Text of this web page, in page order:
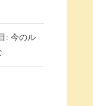
: 今のル